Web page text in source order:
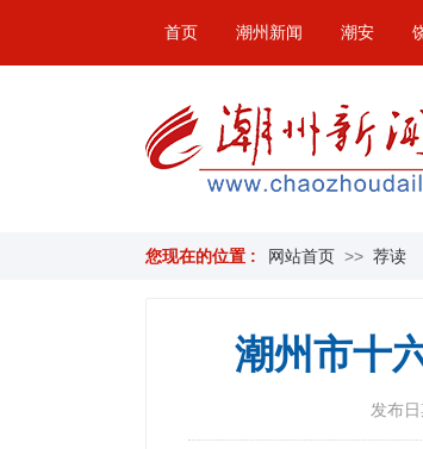
首页 潮州新闻 潮安
您现在的位置 : 网站首页 >> 荐读
潮州市十
发布